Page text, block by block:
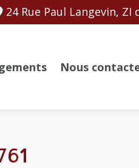
24 Rue Paul Langevin, ZI
Nous